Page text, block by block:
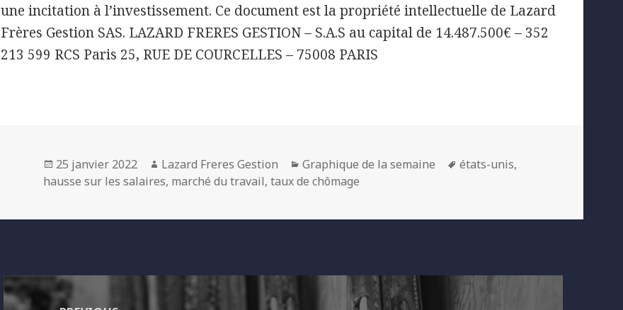
une incitation à l’investissement. Ce document est la propriété intellectuelle de Lazard
Frères Gestion SAS. LAZARD FRERES GESTION – S.A.S au capital de 14.487.500€ – 352
213 599 RCS Paris 25, RUE DE COURCELLES – 75008 PARIS
Posted
on
25 janvier 2022 Author
Lazard Freres Gestion Categories
Graphique de la semaine Tags
états-unis,
hausse sur les salaires, marché du travail, taux de chômage
Navigation